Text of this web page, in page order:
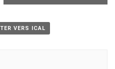
VERS ICAL